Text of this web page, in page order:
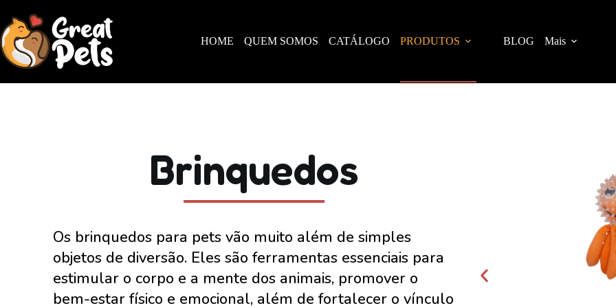
HOME QUEM SOMOS CATÁLOGO PRODUTOS BLOG Mais
Brinquedos
Os brinquedos para pets vão muito além de simples
objetos de diversão. Eles são ferramentas essenciais para
estimular o corpo e a mente dos animais, promover o
bem-estar físico e emocional, além de fortalecer o vínculo